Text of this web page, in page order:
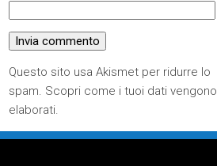
Questo sito usa Akismet per ridurre lo
spam. Scopri come i tuoi dati vengono
elaborati.